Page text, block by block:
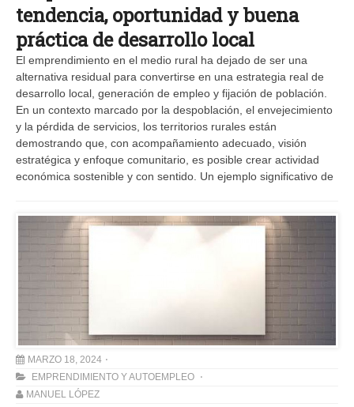
tendencia, oportunidad y buena
práctica de desarrollo local
El emprendimiento en el medio rural ha dejado de ser una
alternativa residual para convertirse en una estrategia real de
desarrollo local, generación de empleo y fijación de población.
En un contexto marcado por la despoblación, el envejecimiento
y la pérdida de servicios, los territorios rurales están
demostrando que, con acompañamiento adecuado, visión
estratégica y enfoque comunitario, es posible crear actividad
económica sostenible y con sentido. Un ejemplo significativo de
MARZO 18, 2024
EMPRENDIMIENTO Y AUTOEMPLEO
MANUEL LÓPEZ